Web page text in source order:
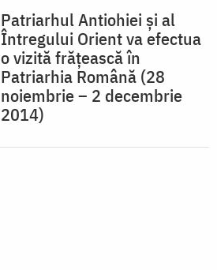
Patriarhul Antiohiei şi al
Întregului Orient va efectua
o vizită frăţească în
Patriarhia Română (28
noiembrie – 2 decembrie
2014)